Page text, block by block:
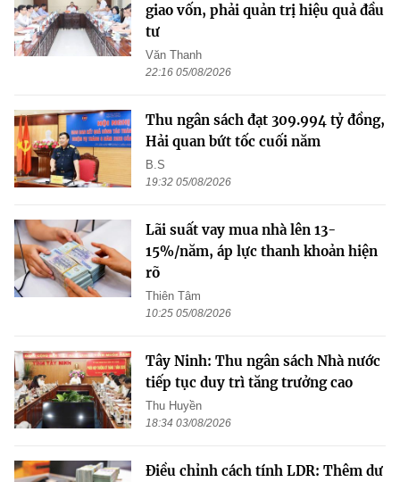
giao vốn, phải quản trị hiệu quả đầu
tư
Văn Thanh
22:16 05/08/2026
Thu ngân sách đạt 309.994 tỷ đồng,
Hải quan bứt tốc cuối năm
B.S
19:32 05/08/2026
Lãi suất vay mua nhà lên 13-
15%/năm, áp lực thanh khoản hiện
rõ
Thiên Tâm
10:25 05/08/2026
Tây Ninh: Thu ngân sách Nhà nước
tiếp tục duy trì tăng trưởng cao
Thu Huyền
18:34 03/08/2026
Điều chỉnh cách tính LDR: Thêm dư